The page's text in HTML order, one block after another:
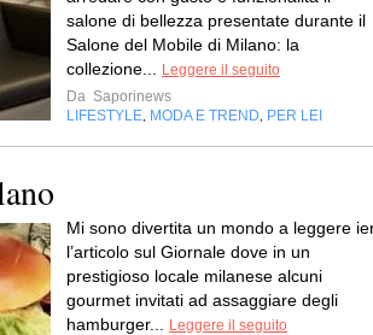
salone di bellezza presentate durante il
Salone del Mobile di Milano: la
collezione...
Leggere il seguito
Da Saporinews
LIFESTYLE MODA E TREND PER LEI
Mi sono divertita un mondo a leggere
l’articolo sul Giornale dove in un
prestigioso locale milanese alcuni
gourmet invitati ad assaggiare degli
hamburger...
Leggere il seguito